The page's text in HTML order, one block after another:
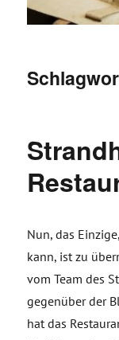
Nun, das
kann, ist zu
vom Team des
gegenüber der
hat das